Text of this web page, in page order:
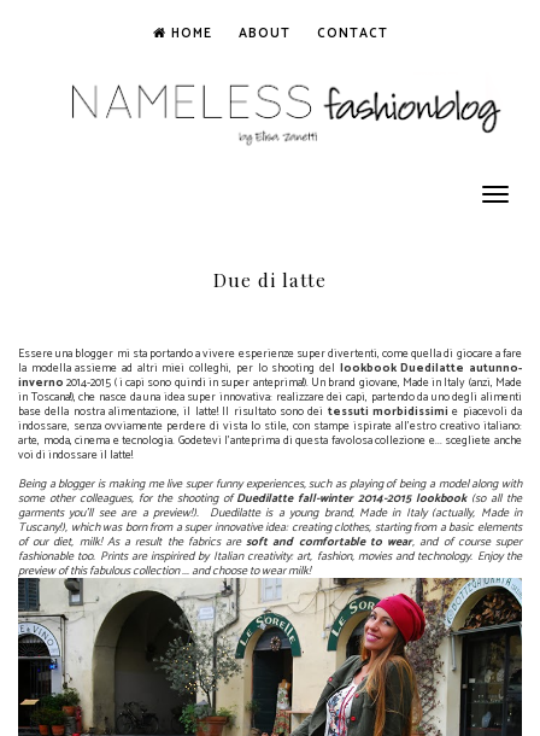
HOME ABOUT CONTACT
Toggle
navigation
Due di latte
Essere una blogger mi sta portando a vivere esperienze super divertenti, come quella di giocare a fare
la modella assieme ad altri miei colleghi, per lo shooting del lookbook Duedilatte autunno-
inverno2014-2015 ( i capi sono quindi in super anteprima!). Un brand giovane, Made in Italy (anzi, Made
in Toscana!), che nasce da una idea super innovativa: realizzare dei capi, partendo da uno degli alimenti
base della nostra alimentazione, il latte! Il risultato sono dei tessuti morbidissimi e piacevoli da
indossare, senza ovviamente perdere di vista lo stile, con stampe ispirate all'estro creativo italiano:
arte, moda, cinema e tecnologia. Godetevi l'anteprima di questa favolosa collezione e... scegliete anche
voi di indossare il latte!
Being a blogger is making me live super funny experiences, such as playing of being a model along with
some other colleagues, for the shooting ofDuedilatte fall-winter 2014-2015 lookbook(so all the
garments you'll see are a preview!). Duedilatte is a young brand, Made in Italy (actually, Made in
Tuscany!), which was born from a super innovative idea: creating clothes, starting from a basic elements
of our diet, milk! As a result the fabrics aresoft and comfortable to wear, and of course super
fashionable too. Prints are inspirired by Italian creativity: art, fashion, movies and technology. Enjoy the
preview of this fabulous collection ... and choose to wear milk!